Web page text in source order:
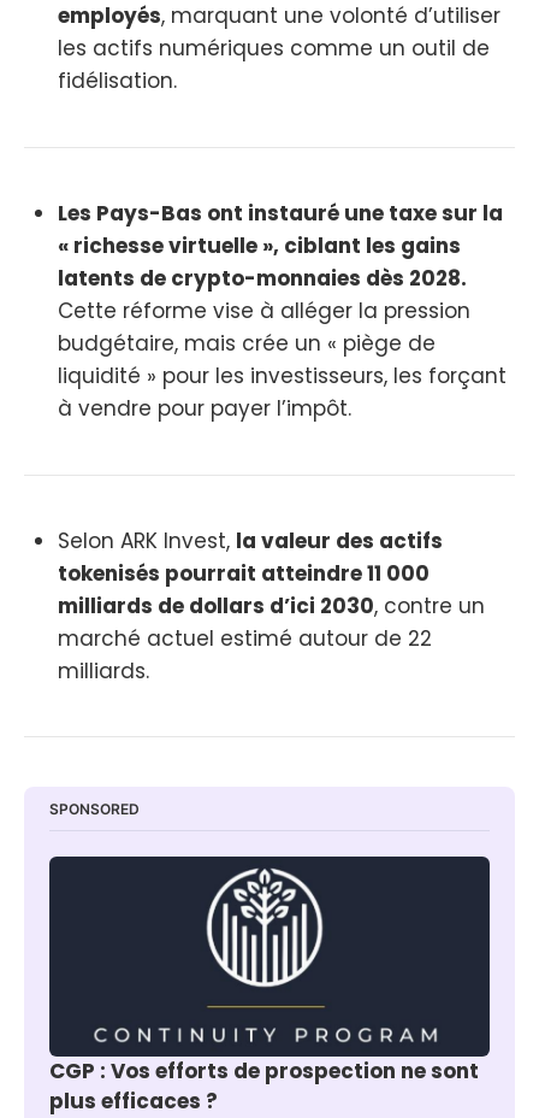
employés, marquant une volonté d’utiliser
les actifs numériques comme un outil de
fidélisation.
Les Pays-Bas ont instauré une taxe sur la
« richesse virtuelle », ciblant les gains
latents de crypto-monnaies dès 2028.
Cette réforme vise à alléger la pression
budgétaire, mais crée un « piège de
liquidité » pour les investisseurs, les forçant
à vendre pour payer l’impôt.
Selon ARK Invest, la valeur des actifs
tokenisés pourrait atteindre 11 000
milliards de dollars d’ici 2030, contre un
marché actuel estimé autour de 22
milliards.
SPONSORED
CGP : Vos efforts de prospection ne sont
plus efficaces ?